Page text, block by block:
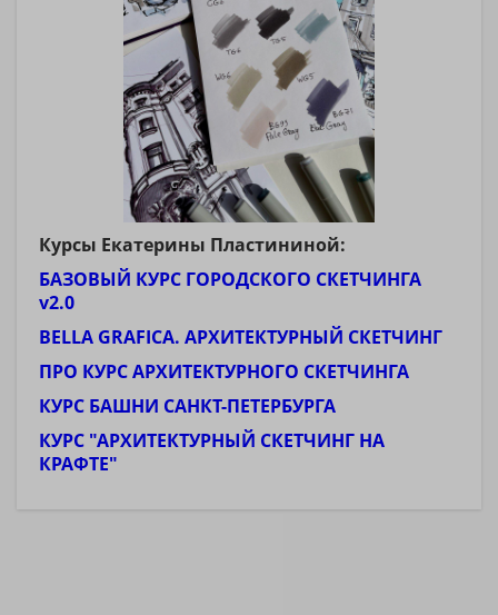
Курсы Екатерины Пластининой:
БАЗОВЫЙ КУРС ГОРОДСКОГО СКЕТЧИНГА
v2.0
BELLA GRAFICA. АРХИТЕКТУРНЫЙ СКЕТЧИНГ
ПРО КУРС АРХИТЕКТУРНОГО СКЕТЧИНГА
КУРС БАШНИ САНКТ-ПЕТЕРБУРГА
КУРС "АРХИТЕКТУРНЫЙ СКЕТЧИНГ НА
КРАФТЕ"